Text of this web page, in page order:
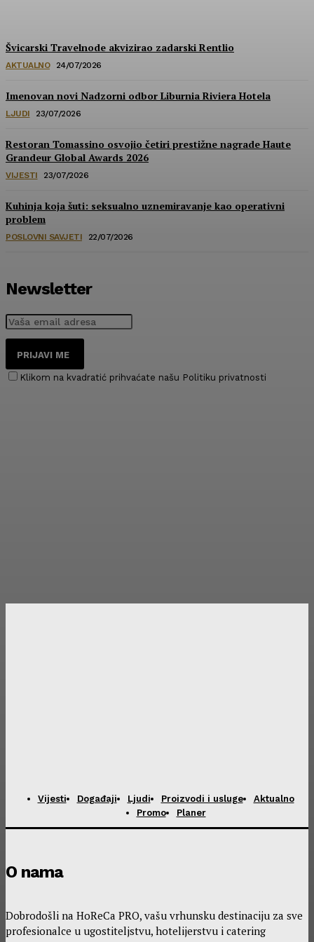
Švicarski Travelnode akvizirao zadarski Rentlio
AKTUALNO 24/07/2026
Imenovan novi Nadzorni odbor Liburnia Riviera Hotela
LJUDI 23/07/2026
Restoran Tomassino osvojio četiri prestižne nagrade Haute
Grandeur Global Awards 2026
VIJESTI 23/07/2026
Kuhinja koja šuti: seksualno uznemiravanje kao operativni
problem
POSLOVNI SAVJETI 22/07/2026
Newsletter
PRIJAVI ME
Klikom na kvadratić prihvaćate našu Politiku privatnosti
Vijesti Događaji Ljudi Proizvodi i usluge
Aktualno
Promo
Planer
O nama
Dobrodošli na HoReCa PRO, vašu vrhunsku destinaciju za sve
profesionalce u ugostiteljstvu, hotelijerstvu i catering